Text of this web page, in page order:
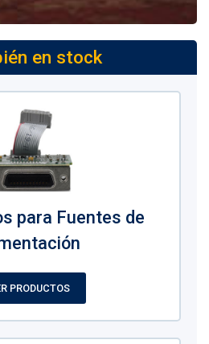
en stock
para Fuentes de
PRODUCTOS